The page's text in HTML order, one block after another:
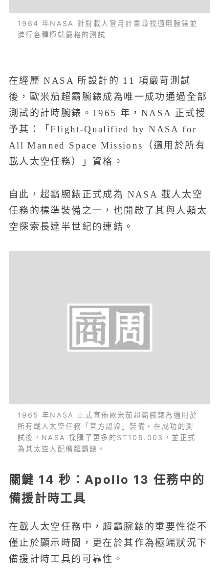
1964 年NASA 針對載人登月計畫尋找適用腕錶並
進行各種極端嚴格的測試
在經歷 NASA 所設計的 11 項嚴苛測試
後，歐米茄超霸腕錶成為唯一成功通過全部
測試的計時腕錶。1965 年，NASA 正式授
予其：「Flight-Qualified by NASA for
All Manned Space Missions（適用於所有
載人太空任務）」資格。
自此，超霸腕錶正式成為 NASA 載人太空
任務的標準裝備之一，也開啟了其與人類太
空探索長達半世紀的連結。
1965 年NASA 正式宣佈歐米茄超霸腕錶為適用於
所有載人太空任務「官方認證」裝備。在成功的測
試後，NASA 採購了更多的ST105.003，並正式
為其太空人配備超霸錶。
關鍵 14 秒：Apollo 13 任務中的
備援計時工具
在載人太空任務中，超霸腕錶的重要性從不
僅止於顯示時間，更在於其作為極端狀況下
備援計時工具的可靠性。